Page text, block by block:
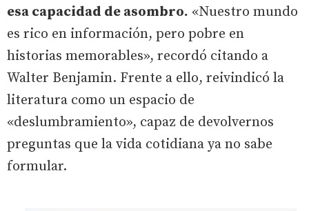
esa capacidad de asombro. «Nuestro mundo
es rico en información, pero pobre en
historias memorables», recordó citando a
Walter Benjamin. Frente a ello, reivindicó la
literatura como un espacio de
«deslumbramiento», capaz de devolvernos
preguntas que la vida cotidiana ya no sabe
formular.